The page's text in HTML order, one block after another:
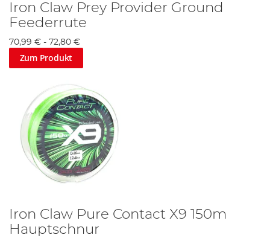
Iron Claw Prey Provider Ground
Feederrute
70,99 € - 72,80 €
Zum Produkt
Iron Claw Pure Contact X9 150m
Hauptschnur